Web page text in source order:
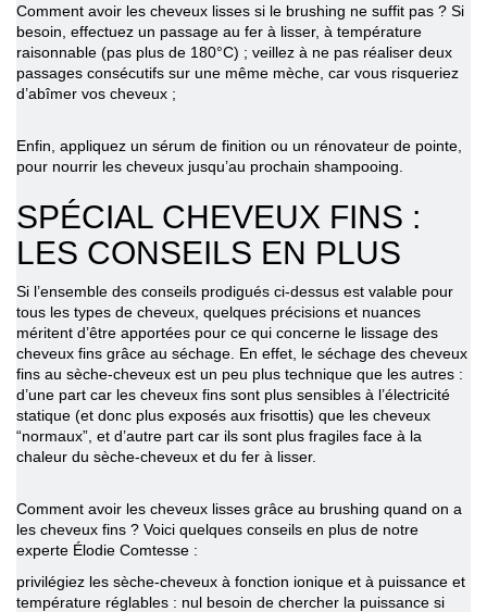
Comment avoir les cheveux lisses si le brushing ne suffit pas ? Si
besoin, effectuez un passage au fer à lisser, à température
raisonnable (pas plus de 180°C) ; veillez à ne pas réaliser deux
passages consécutifs sur une même mèche, car vous risqueriez
d’abîmer vos cheveux ;
Enfin, appliquez un sérum de finition ou un rénovateur de pointe,
pour nourrir les cheveux jusqu’au prochain shampooing.
SPÉCIAL CHEVEUX FINS :
LES CONSEILS EN PLUS
Si l’ensemble des conseils prodigués ci-dessus est valable pour
tous les types de cheveux, quelques précisions et nuances
méritent d’être apportées pour ce qui concerne le lissage des
cheveux fins grâce au séchage. En effet, le séchage des cheveux
fins au sèche-cheveux est un peu plus technique que les autres :
d’une part car les cheveux fins sont plus sensibles à l’électricité
statique (et donc plus exposés aux frisottis) que les cheveux
“normaux”, et d’autre part car ils sont plus fragiles face à la
chaleur du sèche-cheveux et du fer à lisser.
Comment avoir les cheveux lisses grâce au brushing quand on a
les cheveux fins ? Voici quelques conseils en plus de notre
experte Élodie Comtesse :
privilégiez les sèche-cheveux à fonction ionique et à puissance et
température réglables : nul besoin de chercher la puissance si